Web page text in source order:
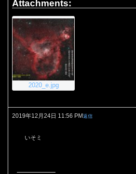
Attachments:
2020_e.jpg
2019年12月24日 11:56 PM返信
いそミ